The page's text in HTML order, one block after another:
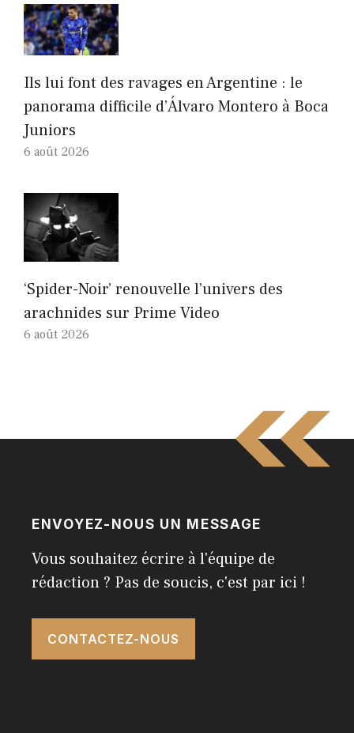
Ils lui font des ravages en Argentine : le
panorama difficile d’Álvaro Montero à Boca
Juniors
6 août 2026
‘Spider-Noir’ renouvelle l’univers des
arachnides sur Prime Video
6 août 2026
ENVOYEZ-NOUS UN MESSAGE
Vous souhaitez écrire à l'équipe de
rédaction ? Pas de soucis, c'est par ici !
CONTACTEZ-NOUS